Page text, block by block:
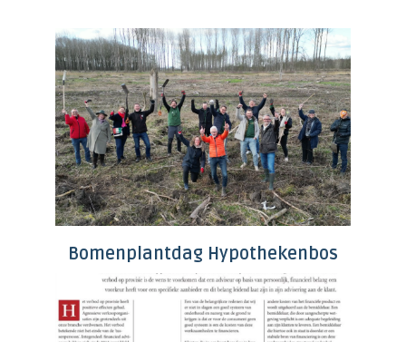
Bomenplantdag Hypothekenbos